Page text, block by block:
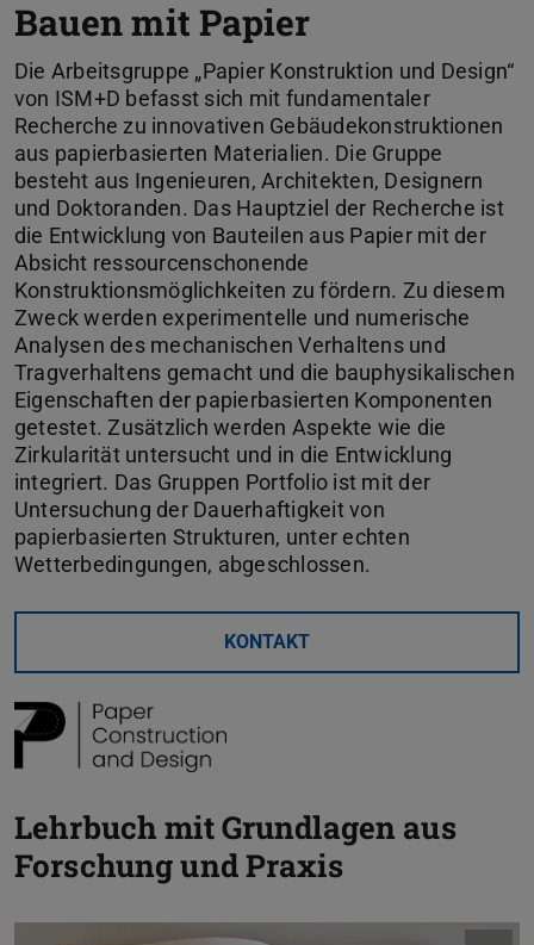
Bauen mit Papier
Die Arbeitsgruppe „Papier Konstruktion und Design“
von ISM+D befasst sich mit fundamentaler
Recherche zu innovativen Gebäudekonstruktionen
aus papierbasierten Materialien. Die Gruppe
besteht aus Ingenieuren, Architekten, Designern
und Doktoranden. Das Hauptziel der Recherche ist
die Entwicklung von Bauteilen aus Papier mit der
Absicht ressourcenschonende
Konstruktionsmöglichkeiten zu fördern. Zu diesem
Zweck werden experimentelle und numerische
Analysen des mechanischen Verhaltens und
Tragverhaltens gemacht und die bauphysikalischen
Eigenschaften der papierbasierten Komponenten
getestet. Zusätzlich werden Aspekte wie die
Zirkularität untersucht und in die Entwicklung
integriert. Das Gruppen Portfolio ist mit der
Untersuchung der Dauerhaftigkeit von
papierbasierten Strukturen, unter echten
Wetterbedingungen, abgeschlossen.
KONTAKT
Lehrbuch mit Grundlagen aus
Forschung und Praxis